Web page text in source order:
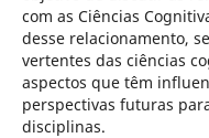
com as Ciências
desse relacionamento,
vertentes das ciências
aspectos que têm
perspectivas futuras
disciplinas.